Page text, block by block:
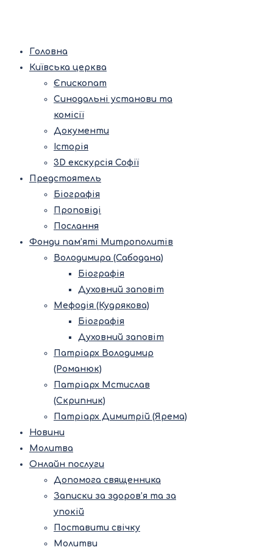
Головна
Київська церква
Єпископат
Синодальні установи та
комісії
Документи
Історія
3D екскурсія Софії
Предстоятель
Біографія
Проповіді
Послання
Фонди пам’яті Митрополитів
Володимира (Сабодана)
Біографія
Духовний заповіт
Мефодія (Кудрякова)
Біографія
Духовний заповіт
Патріарх Володимир
(Романюк)
Патріарх Мстислав
(Скрипник)
Патріарх Димитрій (Ярема)
Новини
Молитва
Онлайн послуги
Допомога священника
Записки за здоров’я та за
упокій
Поставити свічку
Молитви